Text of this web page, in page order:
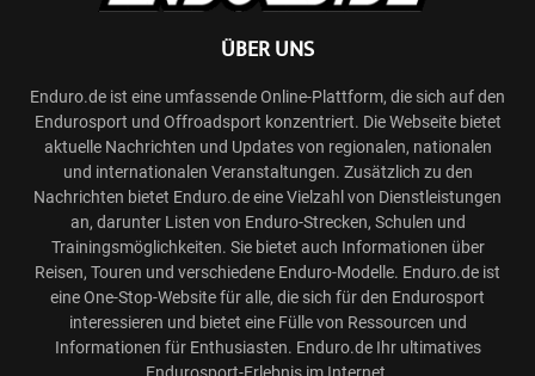
ÜBER UNS
Enduro.de ist eine umfassende Online-Plattform, die sich auf den
Endurosport und Offroadsport konzentriert. Die Webseite bietet
aktuelle Nachrichten und Updates von regionalen, nationalen
und internationalen Veranstaltungen. Zusätzlich zu den
Nachrichten bietet Enduro.de eine Vielzahl von Dienstleistungen
an, darunter Listen von Enduro-Strecken, Schulen und
Trainingsmöglichkeiten. Sie bietet auch Informationen über
Reisen, Touren und verschiedene Enduro-Modelle. Enduro.de ist
eine One-Stop-Website für alle, die sich für den Endurosport
interessieren und bietet eine Fülle von Ressourcen und
Informationen für Enthusiasten. Enduro.de Ihr ultimatives